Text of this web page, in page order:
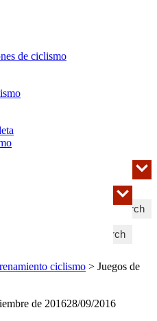
de ciclismo
Search
Search
ciclismo > Juegos de
de 201628/09/2016